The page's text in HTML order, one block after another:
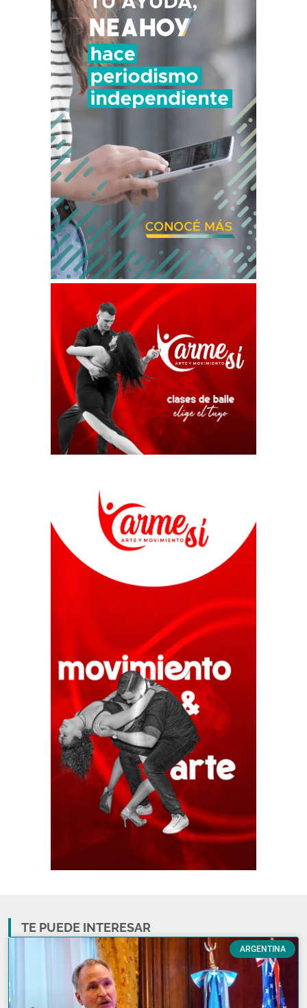
TE PUEDE INTERESAR
ARGENTINA